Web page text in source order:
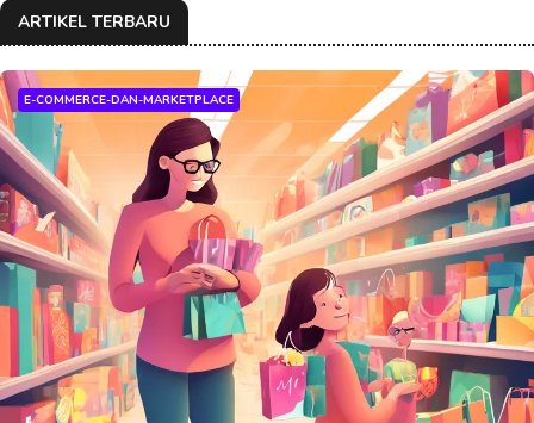
ARTIKEL TERBARU
E-COMMERCE-DAN-MARKETPLACE